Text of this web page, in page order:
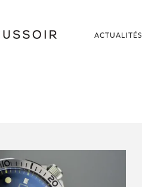
ACTUALITÉS